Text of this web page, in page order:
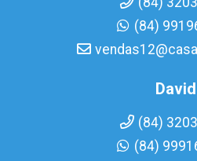
(84)
David
(84)
(84)